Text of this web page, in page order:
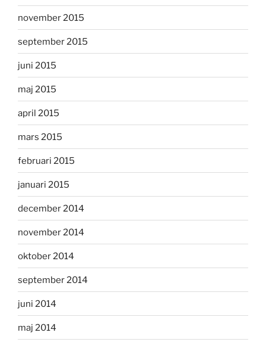
november 2015
september 2015
juni 2015
maj 2015
april 2015
mars 2015
februari 2015
januari 2015
december 2014
november 2014
oktober 2014
september 2014
juni 2014
maj 2014